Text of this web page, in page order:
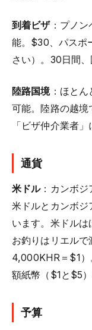
到着ビザ：プノン
能。$30、パスポ
さい）。30日間、
陸路国境：ほとん
可能。陸路の越
「ビザ仲介業者
通貨
米ドル：カンボジ
米ドルとカンボ
います。米ドル
お釣りはリエル
4,000KHR＝$1）
額紙幣（$1と$5
予算